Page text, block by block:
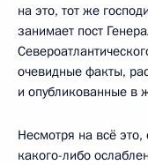
на это, тот же
занимает пост
очевидные факты,
и опубликованные в
Несмотря на всё это,
какого-либо